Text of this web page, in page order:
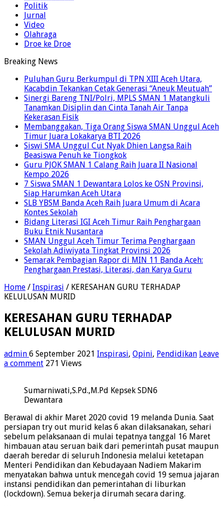
Politik
Jurnal
Video
Olahraga
Droe ke Droe
Breaking News
Puluhan Guru Berkumpul di TPN XIII Aceh Utara,
Kacabdin Tekankan Cetak Generasi “Aneuk Meutuah”
Sinergi Bareng TNI/Polri, MPLS SMAN 1 Matangkuli
Tanamkan Disiplin dan Cinta Tanah Air Tanpa
Kekerasan Fisik
Membanggakan, Tiga Orang Siswa SMAN Unggul Aceh
Timur Juara Lokakarya BTI 2026
Siswi SMA Unggul Cut Nyak Dhien Langsa Raih
Beasiswa Penuh ke Tiongkok
Guru PJOK SMAN 1 Calang Raih Juara II Nasional
Kempo 2026
7 Siswa SMAN 1 Dewantara Lolos ke OSN Provinsi,
Siap Harumkan Aceh Utara
SLB YBSM Banda Aceh Raih Juara Umum di Acara
Kontes Sekolah
Bidang Literasi IGI Aceh Timur Raih Penghargaan
Buku Etnik Nusantara
SMAN Unggul Aceh Timur Terima Penghargaan
Sekolah Adiwiyata Tingkat Provinsi 2026
Semarak Pembagian Rapor di MIN 11 Banda Aceh:
Penghargaan Prestasi, Literasi, dan Karya Guru
Home / Inspirasi / KERESAHAN GURU TERHADAP
KELULUSAN MURID
KERESAHAN GURU TERHADAP
KELULUSAN MURID
admin 6 September 2021 Inspirasi, Opini, Pendidikan Leave
a comment 271 Views
Sumarniwati,S.Pd.,M.Pd Kepsek SDN6
Dewantara
Berawal di akhir Maret 2020 covid 19 melanda Dunia. Saat
persiapan try out murid kelas 6 akan dilaksanakan, sehari
sebelum pelaksanaan di mulai tepatnya tanggal 16 Maret
himbauan atau seruan baik dari pemerintah pusat maupun
daerah beredar di seluruh Indonesia melalui ketetapan
Menteri Pendidikan dan Kebudayaan Nadiem Makarim
menyatakan bahwa untuk mencegah covid 19 semua jajaran
instansi pendidikan dan pemerintahan di liburkan
(lockdown). Semua bekerja dirumah secara daring.